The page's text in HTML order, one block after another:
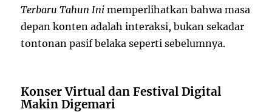
Terbaru Tahun Ini memperlihatkan bahwa masa
depan konten adalah interaksi, bukan sekadar
tontonan pasif belaka seperti sebelumnya.
Konser Virtual dan Festival Digital
Makin Digemari